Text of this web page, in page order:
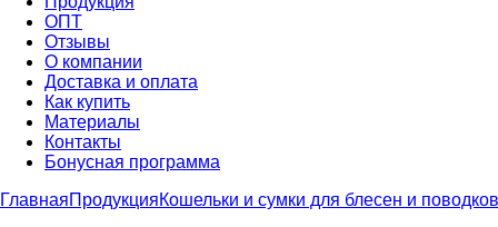
ОПТ
Отзывы
О компании
Доставка и оплата
Как купить
Материалы
Контакты
Бонусная программа
ГлавнаяПродукцияКошельки и сумки для блесен и поводков